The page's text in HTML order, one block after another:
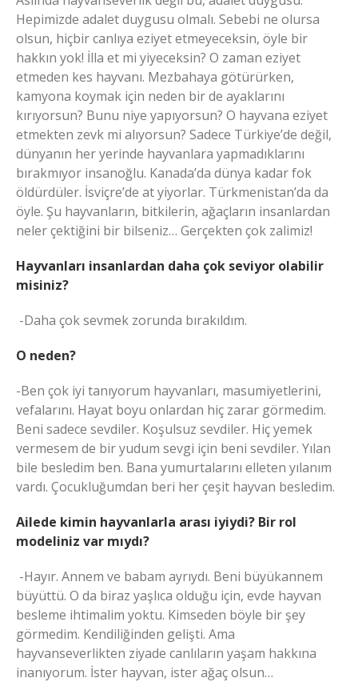
Hepimizde adalet duygusu olmalı. Sebebi ne olursa
olsun, hiçbir canlıya eziyet etmeyeceksin, öyle bir
hakkın yok! İlla et mi yiyeceksin? O zaman eziyet
etmeden kes hayvanı. Mezbahaya götürürken,
kamyona koymak için neden bir de ayaklarını
kırıyorsun? Bunu niye yapıyorsun? O hayvana eziyet
etmekten zevk mi alıyorsun? Sadece Türkiye’de değil,
dünyanın her yerinde hayvanlara yapmadıklarını
bırakmıyor insanoğlu. Kanada’da dünya kadar fok
öldürdüler. İsviçre’de at yiyorlar. Türkmenistan’da da
öyle. Şu hayvanların, bitkilerin, ağaçların insanlardan
neler çektiğini bir bilseniz… Gerçekten çok zalimiz!
Hayvanları insanlardan daha çok seviyor olabilir
misiniz?
-Daha çok sevmek zorunda bırakıldım.
O neden?
-Ben çok iyi tanıyorum hayvanları, masumiyetlerini,
vefalarını. Hayat boyu onlardan hiç zarar görmedim.
Beni sadece sevdiler. Koşulsuz sevdiler. Hiç yemek
vermesem de bir yudum sevgi için beni sevdiler. Yılan
bile besledim ben. Bana yumurtalarını elleten yılanım
vardı. Çocukluğumdan beri her çeşit hayvan besledim.
Ailede kimin hayvanlarla arası iyiydi? Bir rol
modeliniz var mıydı?
-Hayır. Annem ve babam ayrıydı. Beni büyükannem
büyüttü. O da biraz yaşlıca olduğu için, evde hayvan
besleme ihtimalim yoktu. Kimseden böyle bir şey
görmedim. Kendiliğinden gelişti. Ama
hayvanseverlikten ziyade canlıların yaşam hakkına
inanıyorum. İster hayvan, ister ağaç olsun…